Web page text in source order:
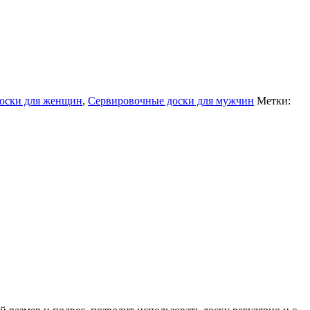
для женщин, Сервировочные доски для мужчин Метки: